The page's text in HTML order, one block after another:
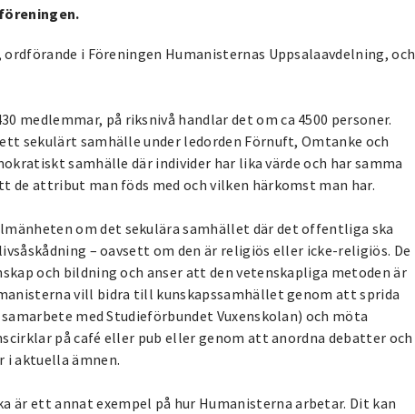
i Föreningen Humanisternas Uppsalaavdelning, och
medlemmar, på riksnivå handlar det om ca 4500 personer.
sekulärt samhälle under ledorden Förnuft, Omtanke och
samhälle där individer har lika värde och har samma
attribut man föds med och vilken härkomst man har.
om det sekulära samhället där det offentliga ska
– oavsett om den är religiös eller icke-religiös. De
och bildning och anser att den vetenskapliga metoden är
vill bidra till kunskapssamhället genom att sprida
med Studieförbundet Vuxenskolan) och möta
på café eller pub eller genom att anordna debatter och
i aktuella ämnen.
är ett annat exempel på hur Humanisterna arbetar. Dit kan